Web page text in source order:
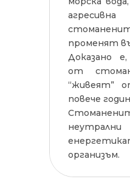
променят
Доказано
от
“живеят”
повече
организъм.